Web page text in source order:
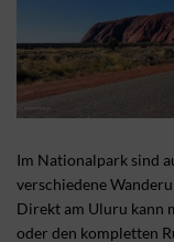
Im Nationalpark sind
verschiedene
Direkt am Uluru kann
oder den kompletten